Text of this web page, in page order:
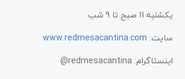
یکشنبه 11 صبح تا 9 شب
سایت: www.redmesacantina.com
اینستاگرام: redmesacantina@